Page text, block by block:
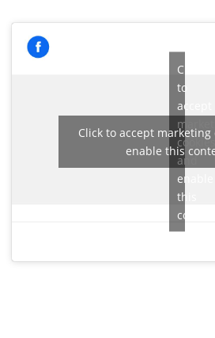
Click
to
accept
cookies
and
enable
this
content
Click to accept marketing
enable this